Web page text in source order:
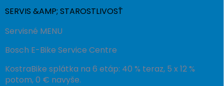
SERVIS &AMP; STAROSTLIVOSŤ
Servisné MENU
Bosch E-Bike Service Centre
KostraBike splátka na 6 etáp: 40 % teraz, 5 x 12 %
potom, 0 € navyše.